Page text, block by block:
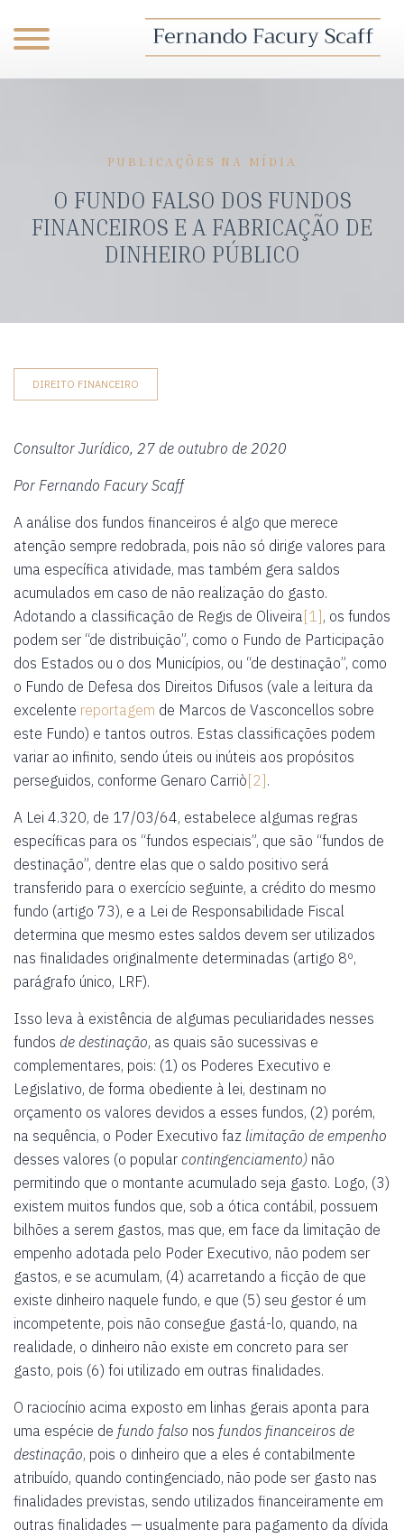
PUBLICAÇÕES NA MÍDIA
O FUNDO FALSO DOS FUNDOS
FINANCEIROS E A FABRICAÇÃO DE
DINHEIRO PÚBLICO
DIREITO FINANCEIRO
Consultor Jurídico, 27 de outubro de 2020
Por Fernando Facury Scaff
A análise dos fundos financeiros é algo que merece
atenção sempre redobrada, pois não só dirige valores para
uma específica atividade, mas também gera saldos
acumulados em caso de não realização do gasto.
Adotando a classificação de Regis de Oliveira [1] , os fundos
podem ser “de distribuição”, como o Fundo de Participação
dos Estados ou o dos Municípios, ou “de destinação”, como
o Fundo de Defesa dos Direitos Difusos (vale a leitura da
excelente reportagem de Marcos de Vasconcellos sobre
este Fundo) e tantos outros. Estas classificações podem
variar ao infinito, sendo úteis ou inúteis aos propósitos
perseguidos, conforme Genaro Carriò [2] .
A Lei 4.320, de 17/03/64, estabelece algumas regras
específicas para os “fundos especiais”, que são “fundos de
destinação”, dentre elas que o saldo positivo será
transferido para o exercício seguinte, a crédito do mesmo
fundo (artigo 73), e a Lei de Responsabilidade Fiscal
determina que mesmo estes saldos devem ser utilizados
nas finalidades originalmente determinadas (artigo 8º,
parágrafo único, LRF).
Isso leva à existência de algumas peculiaridades nesses
fundos de destinação, as quais são sucessivas e
complementares, pois: (1) os Poderes Executivo e
Legislativo, de forma obediente à lei, destinam no
orçamento os valores devidos a esses fundos, (2) porém,
na sequência, o Poder Executivo faz limitação de empenho
desses valores (o popular contingenciamento) não
permitindo que o montante acumulado seja gasto. Logo, (3)
existem muitos fundos que, sob a ótica contábil, possuem
bilhões a serem gastos, mas que, em face da limitação de
empenho adotada pelo Poder Executivo, não podem ser
gastos, e se acumulam, (4) acarretando a ficção de que
existe dinheiro naquele fundo, e que (5) seu gestor é um
incompetente, pois não consegue gastá-lo, quando, na
realidade, o dinheiro não existe em concreto para ser
gasto, pois (6) foi utilizado em outras finalidades.
O raciocínio acima exposto em linhas gerais aponta para
uma espécie de fundo falso nos fundos financeiros de
destinação, pois o dinheiro que a eles é contabilmente
atribuído, quando contingenciado, não pode ser gasto nas
finalidades previstas, sendo utilizados financeiramente em
outras finalidades — usualmente para pagamento da dívida